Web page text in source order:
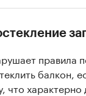
правила
балкон,
что характерно